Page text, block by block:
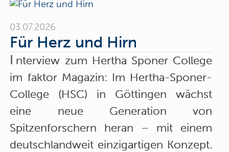
03.07.2026
Für Herz und Hirn
I nterview zum Hertha Sponer College
im faktor Magazin: Im Hertha-Sponer-
College (HSC) in Göttingen wächst
eine neue Generation von
Spitzenforschern heran – mit einem
deutschlandweit einzigartigen Konzept.